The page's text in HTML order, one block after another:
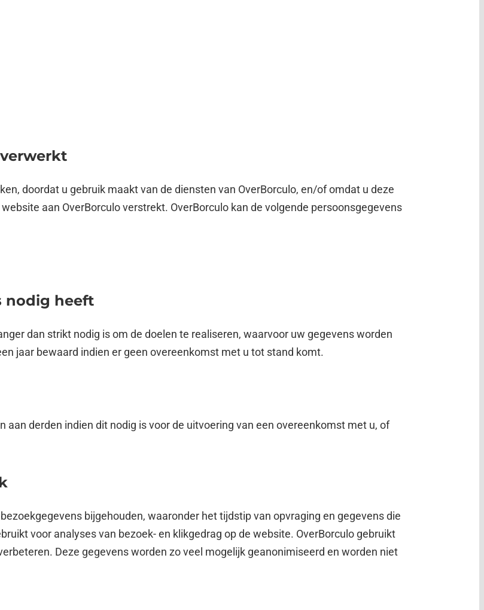
doordat u gebruik maakt van de diensten van OverBorculo, en/of omdat u deze
aan OverBorculo verstrekt. OverBorculo kan de volgende persoonsgegevens
nodig heeft
dan strikt nodig is om de doelen te realiseren, waarvoor uw gegevens worden
jaar bewaard indien er geen overeenkomst met u tot stand komt.
aan derden indien dit nodig is voor de uitvoering van een overeenkomst met u, of
bijgehouden, waaronder het tijdstip van opvraging en gegevens die
voor analyses van bezoek- en klikgedrag op de website. OverBorculo gebruikt
Deze gegevens worden zo veel mogelijk geanonimiseerd en worden niet